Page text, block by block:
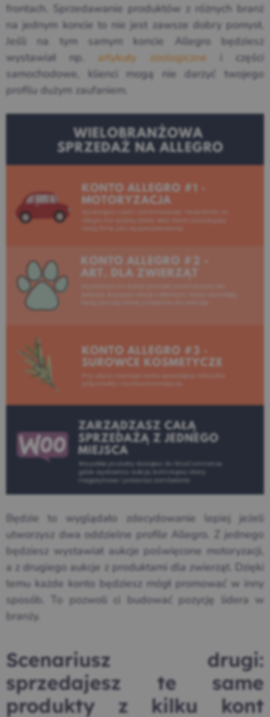
frontach. Sprzedawanie produktów z różnych branż
na jednym koncie to nie jest zawsze dobry pomysł.
Jeśli na tym samym koncie Allegro będziesz
wystawiał np. artykuły zoologiczne i części
samochodowe, klienci mogą nie darzyć twojego
profilu dużym zaufaniem.
Będzie to wyglądało zdecydowanie lepiej jeżeli
utworzysz dwa oddzielne profile Allegro. Z jednego
będziesz wystawiał aukcje poświęcone motoryzacji,
a z drugiego aukcje z produktami dla zwierząt. Dzięki
temu każde konto będziesz mógł promować w inny
sposób. To pozwoli ci budować pozycję lidera w
branży.
Scenariusz drugi:
sprzedajesz te same
produkty z kilku kont